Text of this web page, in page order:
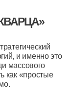
и именно это
массового
как «простые